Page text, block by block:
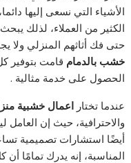
الأشياء التي نسعى إليها
الكثير من العملاء، لذلك
حتى فك أثاثهم المنزلي ولا
خشب بالدمام قامت بتوفير
الحصول على خدمة مثالية .
عندما تختاراعمال خشبية
والاحترافية، حيث إن
أيضًا استشارات تصميمية
المناسبة، إنه يدرك تمامًا